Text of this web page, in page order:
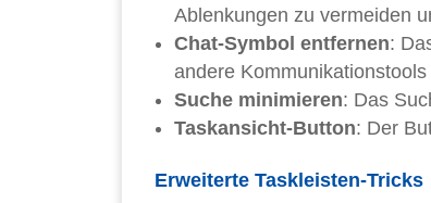
Ablenkungen zu vermeiden
Chat-Symbol entfernen:
andere
Suche minimieren: Das
Taskansicht-Button: Der
Erweiterte Taskleisten-Tricks